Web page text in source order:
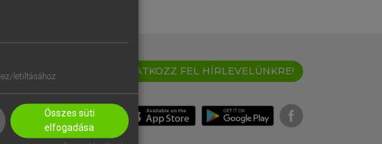
IRATKOZZ FEL HÍRLEVELÜNKRE!
letiltásához.
Összes süti
elfogadása